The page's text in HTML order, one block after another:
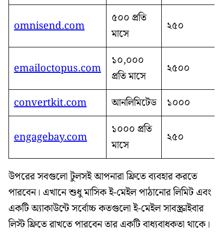
omnisend.com
৫০০ প্রতি
মাসে
২৫০
emailoctopus.com
১০,০০০
প্রতি মাসে
২৫০০
convertkit.com আনলিমিটেড ১০০০
engagebay.com
১০০০ প্রতি
মাসে
২৫০
উপরের সবগুলো টুলসই আপনারা ফ্রিতে ব্যবহার করতে
পারবেন। এখানে শুধু মাসিক ই-মেইল পাঠানোর লিমিট এবং
একটি অ্যাকাউন্টে সর্বোচ্চ কতগুলো ই-মেইল সাবস্ক্রাইবার
লিস্ট ফ্রিতে রাখতে পারবেন তার একটি বাধ্যবাধকতা থাকে।